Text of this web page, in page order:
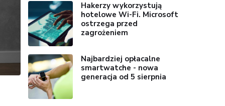
Hakerzy wykorzystują
hotelowe Wi-Fi. Microsoft
ostrzega przed
zagrożeniem
Najbardziej opłacalne
smartwatche - nowa
generacja od 5 sierpnia